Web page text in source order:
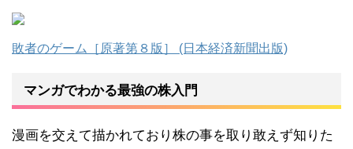
敗者のゲーム［原著第８版］ (日本経済新聞出版)
マンガでわかる最強の株入門
漫画を交えて描かれており株の事を取り敢えず知りた